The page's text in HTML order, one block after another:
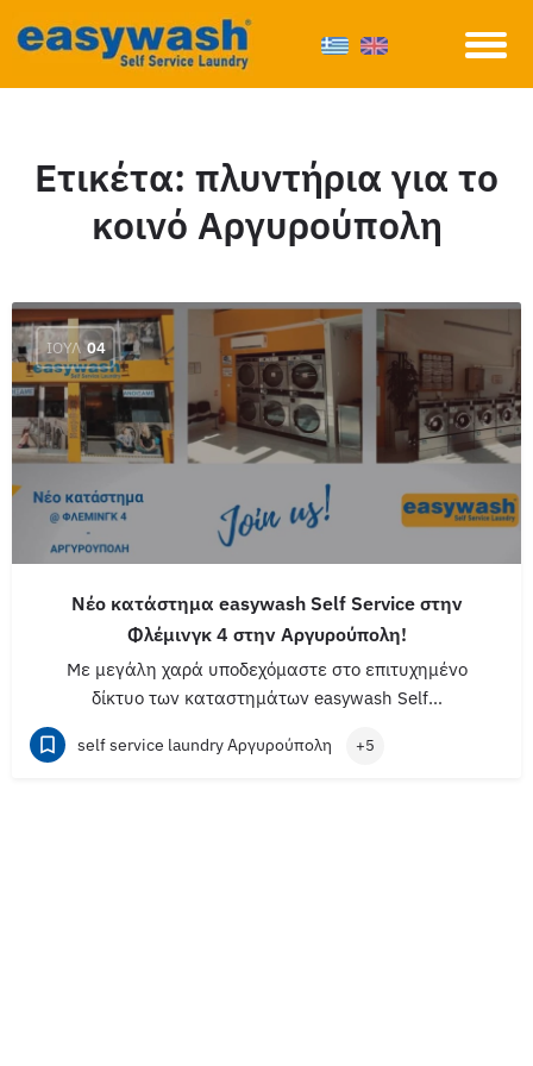
Ετικέτα: πλυντήρια για το
κοινό Αργυρούπολη
ΙΟΎΛ 04
Nέο κατάστημα easywash Self Service στην
Φλέμινγκ 4 στην Αργυρούπολη!
Με μεγάλη χαρά υποδεχόμαστε στο επιτυχημένο
δίκτυο των καταστημάτων easywash Self…
self service laundry Αργυρούπολη +5